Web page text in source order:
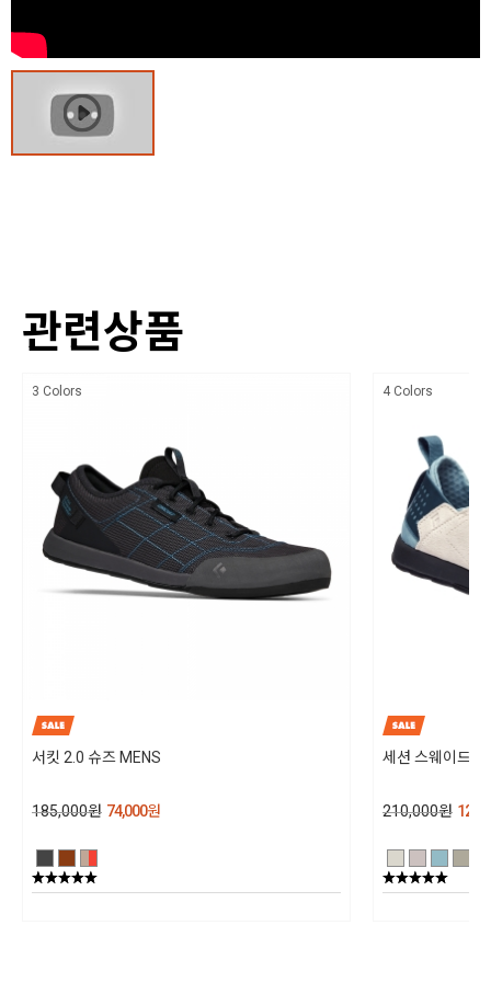
블랙다이아몬드 블랙라벨 스트릿 아웃솔 적용
클라이밍 퍼포먼스를 위한 디자인
제조국
취급시 주의사항
블랙다이아몬드 코리아 / TEL : 1644-4807
관련상품
3 Colors
서킷 2.0 슈즈 MENS
185,000원 74,000원
4 Colors
세션 스웨이드
210,000원